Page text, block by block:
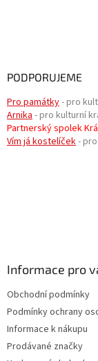
PODPORUJEME
Pro památky- pro
Arnika- pro kulturní
Partnerský spolek
Vím já kostelíček-
Informace pro
Obchodní podmínky
Podmínky ochrany
Informace k nákupu
Prodávané značky